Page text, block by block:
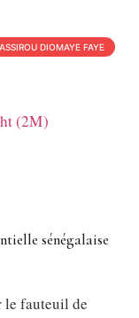
DIOMAYE FAYE
sénégalaise
le fauteuil de